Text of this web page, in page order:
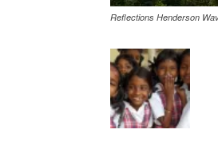
Reflections Henderson